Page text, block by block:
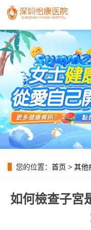
您的位置： 首页 > 其他
如何檢查子宮